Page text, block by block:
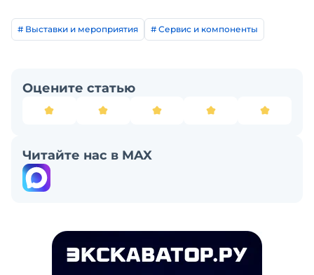
# Выставки и мероприятия # Сервис и компоненты
Оцените статью
Читайте нас в MAX